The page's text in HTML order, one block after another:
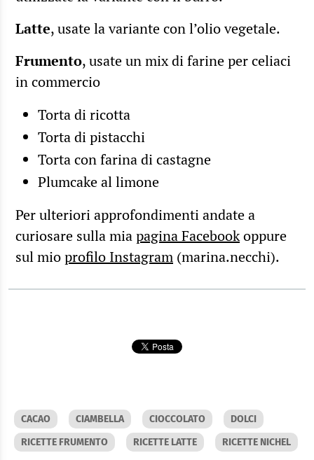
Latte, usate la variante con l’olio vegetale.
Frumento, usate un mix di farine per celiaci
in commercio
Torta di ricotta
Torta di pistacchi
Torta con farina di castagne
Plumcake al limone
Per ulteriori approfondimenti andate a
curiosare sulla miapagina Facebookoppure
sul mioprofilo Instagram (marina.necchi).
CACAO CIAMBELLA CIOCCOLATO
DOLCI
RICETTE FRUMENTO
RICETTE LATTE RICETTE NICHEL